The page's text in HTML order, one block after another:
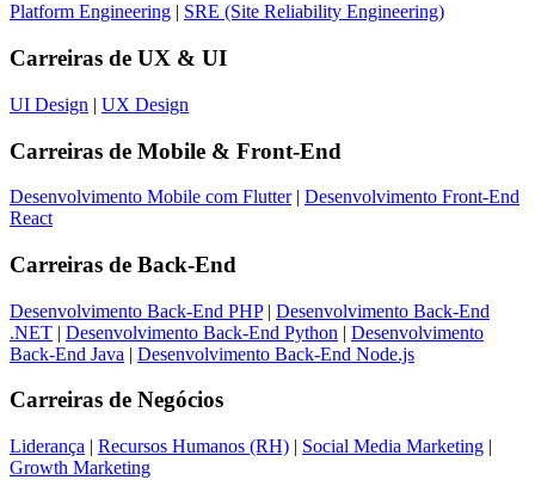
Platform Engineering SRE (Site Reliability Engineering)
Carreiras de UX & UI
UI Design | UX Design
Carreiras de Mobile & Front-End
Desenvolvimento Mobile com Flutter| Desenvolvimento Front-End
React
Carreiras de Back-End
Desenvolvimento Back-End PHP| Desenvolvimento Back-End
.NET | Desenvolvimento Back-End Python | Desenvolvimento
Back-End Java | Desenvolvimento Back-End Node.js
Carreiras de Negócios
Liderança | Recursos Humanos (RH) | Social Media Marketing |
Growth Marketing